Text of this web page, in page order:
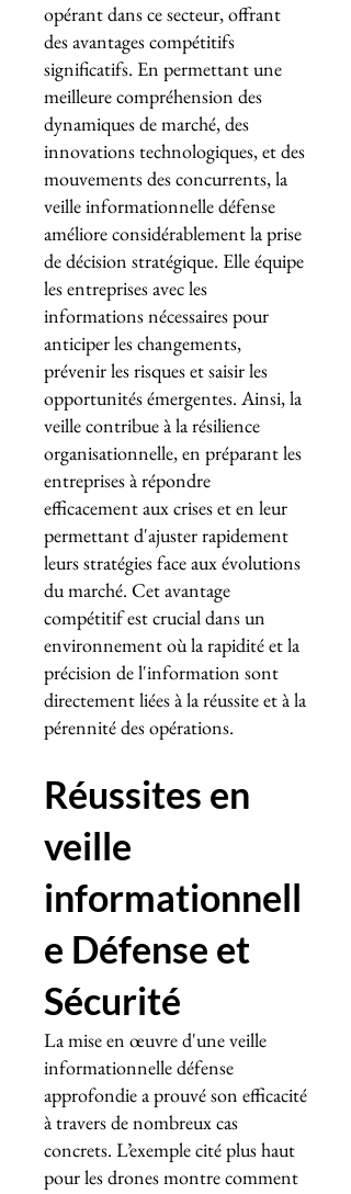
opérant dans ce secteur, offrant
des avantages compétitifs
significatifs. En permettant une
meilleure compréhension des
dynamiques de marché, des
innovations technologiques, et des
mouvements des concurrents, la
veille informationnelle défense
améliore considérablement la prise
de décision stratégique. Elle équipe
les entreprises avec les
informations nécessaires pour
anticiper les changements,
prévenir les risques et saisir les
opportunités émergentes. Ainsi, la
veille contribue à la résilience
organisationnelle, en préparant les
entreprises à répondre
efficacement aux crises et en leur
permettant d'ajuster rapidement
leurs stratégies face aux évolutions
du marché. Cet avantage
compétitif est crucial dans un
environnement où la rapidité et la
précision de l'information sont
directement liées à la réussite et à la
pérennité des opérations.
Réussites en
veille
informationnell
e Défense et
Sécurité
La mise en œuvre d'une veille
informationnelle défense
approfondie a prouvé son efficacité
à travers de nombreux cas
concrets. L’exemple cité plus haut
pour les drones montre comment